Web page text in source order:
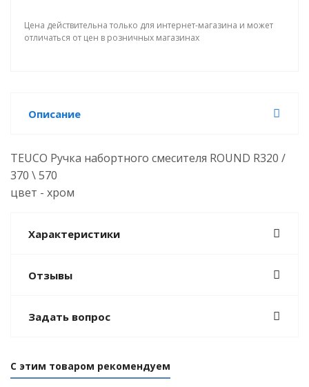
Цена действительна только для интернет-магазина и может
отличаться от цен в розничных магазинах
Описание
TEUCO Ручка набортного смесителя ROUND R320 /
370 \ 570
цвет - хром
Характеристики
Отзывы
Задать вопрос
С этим товаром рекомендуем